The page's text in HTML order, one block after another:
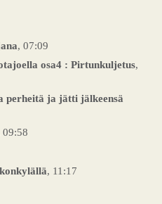
, 07:09
osa4 : Pirtunkuljetus,
perheitä ja jätti jälkeensä
09:58
, 11:17